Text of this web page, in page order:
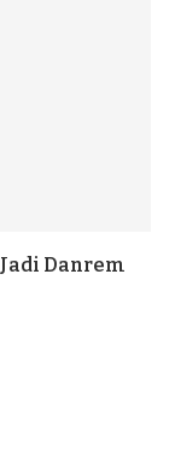
Danrem